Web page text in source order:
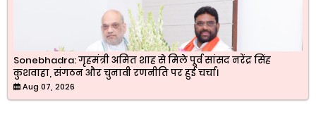
Sonebhadra: गृहमंत्री अमित शाह से मिले पूर्व सांसद नरेंद्र सिंह
कुशवाहा, संगठन और चुनावी रणनीति पर हुई चर्चा।
Aug 07, 2026